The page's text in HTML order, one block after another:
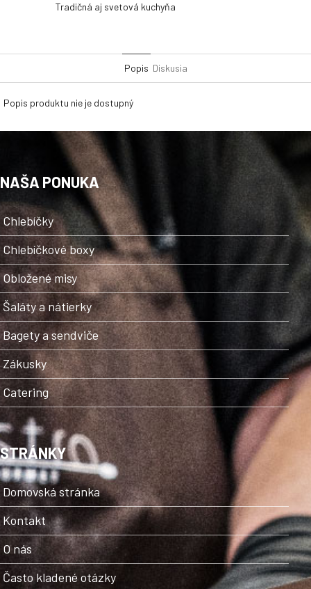
Tradičná aj svetová kuchyňa
Popis Diskusia
Popis produktu nie je dostupný
NAŠA PONUKA
Chlebíčky
Chlebíčkové boxy
Obložené misy
Šaláty a nátierky
Bagety a sendviče
Zákusky
Catering
STRÁNKY
Domovská stránka
Kontakt
O nás
Často kladené otázky